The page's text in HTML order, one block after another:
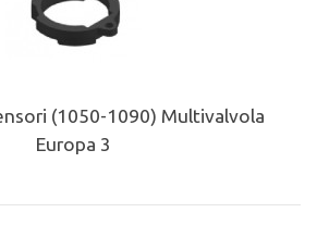
(1050-1090) Multivalvola
Europa 3